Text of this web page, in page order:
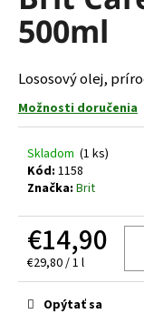
0,0
z
hviezdičiek.
500ml
Lososový olej,
Možnosti doručenia
Skladom (1 ks)
Kód: 1158
Značka: Brit
€14,90
Jednotková
cena:
€29,80 / 1 l
Opýtať sa
á
j
s
ť
?
O
d